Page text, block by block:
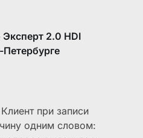
2.0 HDI
Петербурге
Клиент при записи
одним словом: